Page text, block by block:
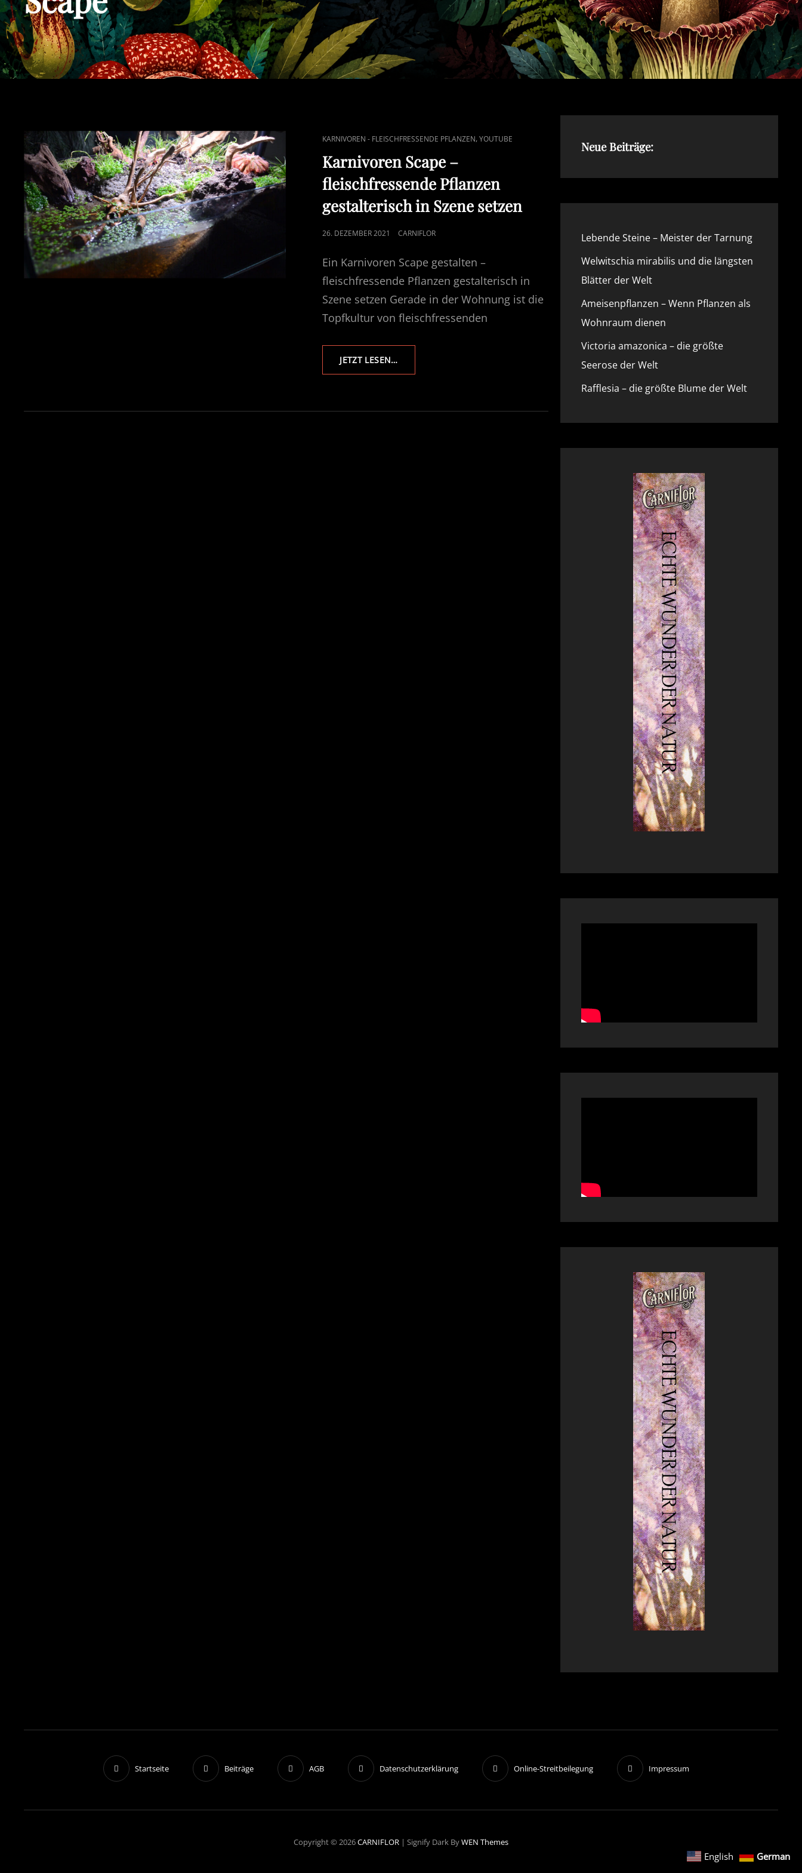
CAT
LINKS
KARNIVOREN - FLEISCHFRESSENDE PFLANZEN,YOUTUBE
Karnivoren Scape –
fleischfressende Pflanzen
gestalterisch in Szene setzen
POSTED
26. DEZEMBER 2021 CARNIFLOR
Ein Karnivoren Scape gestalten –
fleischfressende Pflanzen gestalterisch in
Szene setzen Gerade in der Wohnung ist die
Topfkultur von fleischfressenden
JETZT LESEN…KARNIVOREN
SCAPE
PFLANZEN
Neue Beiträge:
Lebende Steine – Meister der Tarnung
Welwitschia mirabilis und die längsten
Blätter der Welt
Ameisenpflanzen – Wenn Pflanzen als
Wohnraum dienen
Victoria amazonica – die größte
Seerose der Welt
Rafflesia – die größte Blume der Welt
Startseite Beiträge AGB Datenschutzerklärung Online-Streitbeilegung Impressum
Copyright © 2026CARNIFLOR | Signify Dark ByWEN Themes
English German